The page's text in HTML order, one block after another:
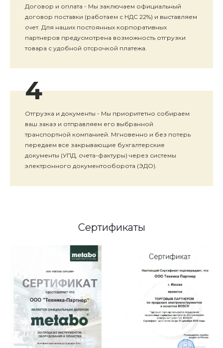
Договор и оплата - Мы заключаем официальный
договор поставки (работаем с НДС 22%) и выставляем
счет. Для наших постоянных корпоративных
партнеров предусмотрена возможность отгрузки
товара с удобной отсрочкой платежа.
4
Отгрузка и документы - Мы приоритетно собираем
ваш заказ и отправляем его выбранной
транспортной компанией. Мгновенно и без потерь
передаем все закрывающие бухгалтерские
документы (УПД, счета-фактуры) через системы
электронного документооборота (ЭДО).
Сертификаты